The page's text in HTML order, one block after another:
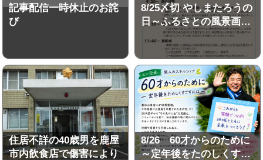
記事配信一時休止のお詫
び
8/25〆切 やしまたろうの
日～ふるさとの風景画…
住居不詳の40歳男を鹿屋
市内飲食店で傷害により
8/26 60才からのために
～定年後をたのしくす…